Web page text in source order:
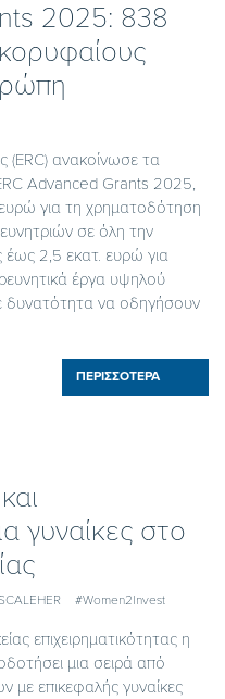
2025: 838
(ERC) ανακοίνωσε τα
Advanced Grants 2025,
για τη χρηματοδότηση
σε όλη την
έως 2,5 εκατ. ευρώ για
έργα υψηλού
δυνατότητα να οδηγήσουν
ΠΕΡΙΣΣΟΤΕΡΑ
γυναίκες στο
#Women2Invest
επιχειρηματικότητας η
μια σειρά από
με επικεφαλής γυναίκες